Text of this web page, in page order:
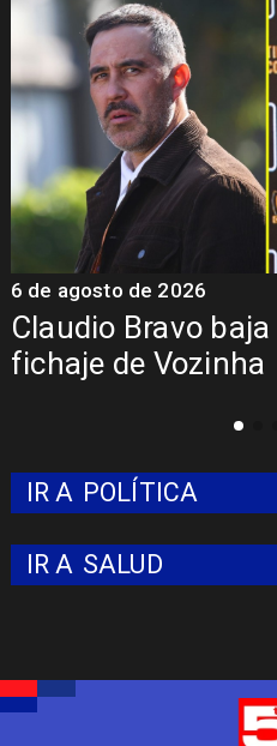
Presentación de
Colo: Fecha,
5 de agosto de 2026
IR A POLÍTICA
IR A SALUD